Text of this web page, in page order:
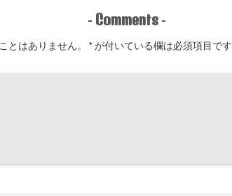
- Comments -
とはありません。 *が付いている欄は必須項目です